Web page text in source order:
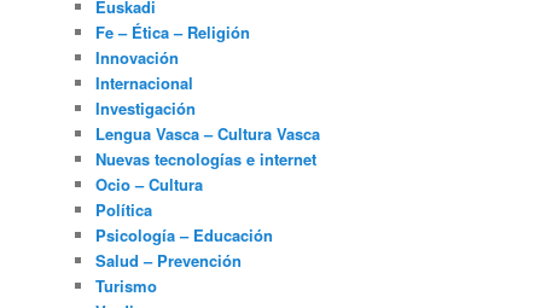
Euskadi
Fe – Ética – Religión
Innovación
Internacional
Investigación
Lengua Vasca – Cultura Vasca
Nuevas tecnologías e internet
Ocio – Cultura
Política
Psicología – Educación
Salud – Prevención
Turismo